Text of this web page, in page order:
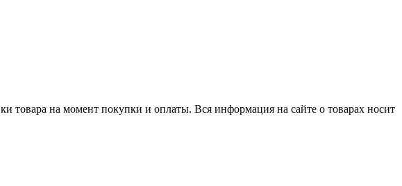
товара на момент покупки и оплаты. Вся информация на сайте о товарах носит